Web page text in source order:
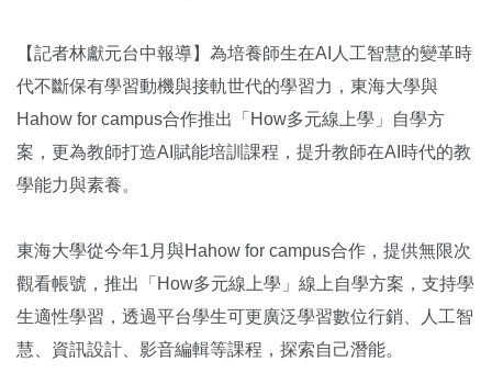
【記者林獻元台中報導】為培養師生在AI人工智慧的變革時
代不斷保有學習動機與接軌世代的學習力，東海大學與
Hahow for campus合作推出「How多元線上學」自學方
案，更為教師打造AI賦能培訓課程，提升教師在AI時代的教
學能力與素養。
東海大學從今年1月與Hahow for campus合作，提供無限次
觀看帳號，推出「How多元線上學」線上自學方案，支持學
生適性學習，透過平台學生可更廣泛學習數位行銷、人工智
慧、資訊設計、影音編輯等課程，探索自己潛能。